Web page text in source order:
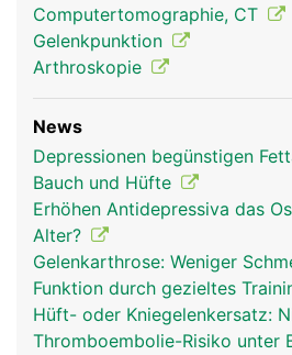
Computertomographie, CT
Gelenkpunktion
Arthroskopie
News
Depressionen begünstigen
Bauch und Hüfte
Erhöhen Antidepressiva das
Alter?
Gelenkarthrose: Weniger
Funktion durch gezieltes
Hüft- oder Kniegelenkersatz:
Thromboembolie-Risiko unter